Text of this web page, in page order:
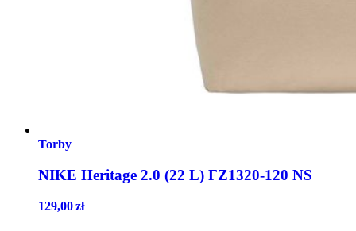
Torby
NIKE Heritage 2.0 (22 L) FZ1320-120 NS
129,00zł